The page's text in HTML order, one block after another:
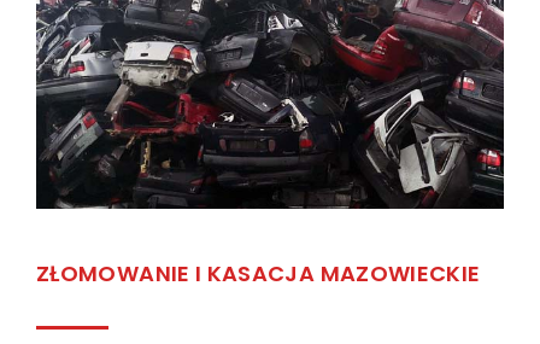
ZŁOMOWANIE I KASACJA MAZOWIECKIE